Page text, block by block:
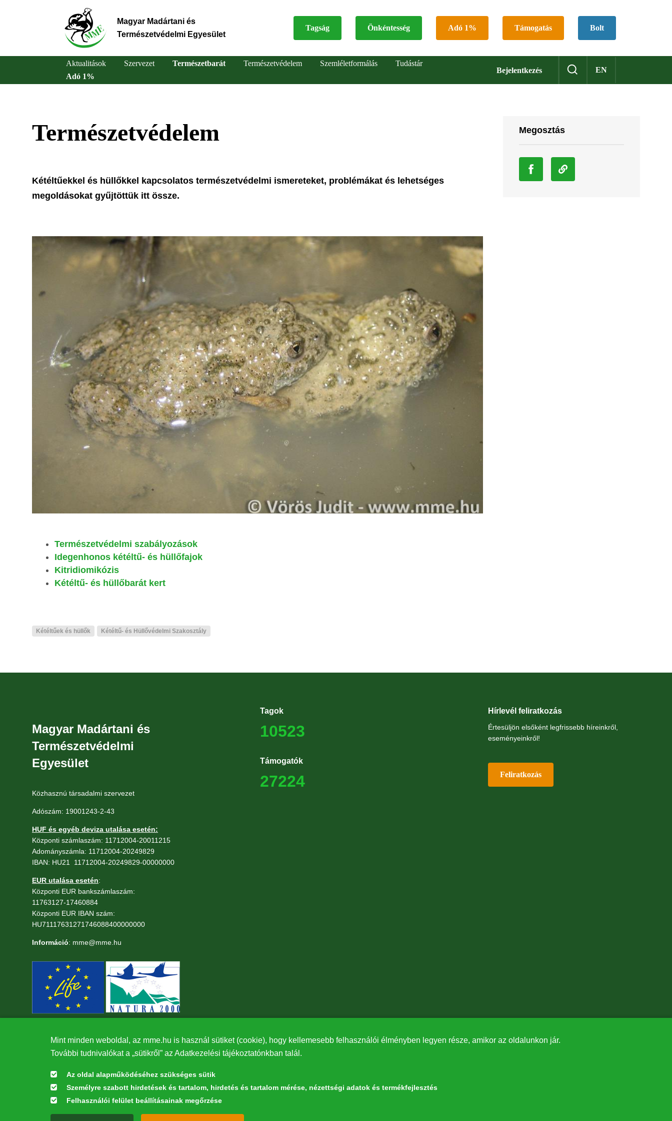
Magyar Madártani és
Természetvédelmi Egyesület
Top
Tagság Önkéntesség Adó 1% Támogatás Bolt
Bejelentkezés EN
Main
Aktualitások Szervezet Természetbarát Természetvédelem Szemléletformálás
Tudástár
Adó 1%
Természetvédelem
Kétéltűekkel és hüllőkkel kapcsolatos természetvédelmi ismereteket, problémákat és lehetséges
megoldásokat gyűjtöttük itt össze.
Természetvédelmi szabályozások
Idegenhonos kétéltű- és hüllőfajok
Kitridiomikózis
Kétéltű- és hüllőbarát kert
Kétéltűek és hüllők Kétéltű- és Hüllővédelmi Szakosztály
Megosztás
Magyar Madártani és
Természetvédelmi
Egyesület
Közhasznú társadalmi szervezet
Adószám: 19001243-2-43
HUF és egyéb deviza utalása esetén:
Központi számlaszám: 11712004-20011215
Adományszámla: 11712004-20249829
IBAN: HU21 11712004-20249829-00000000
EUR utalása esetén:
Központi EUR bankszámlaszám:
11763127-17460884
Központi EUR IBAN szám:
HU71117631271746088400000000
Információ: mme@mme.hu
Tagok
10523
Támogatók
27224
Hírlevél feliratkozás
Értesüljön elsőként legfrissebb híreinkről,
eseményeinkről!
Feliratkozás
Mint minden weboldal, az mme.hu is használ sütiket (cookie), hogy kellemesebb felhasználói élményben legyen része, amikor az oldalunkon jár.
További tudnivalókat a „sütikről” az Adatkezelési tájékoztatónkban talál.
Az oldal alapműködéséhez szükséges sütik
Személyre szabott hirdetések és tartalom, hirdetés és tartalom mérése, nézettségi adatok és termékfejlesztés
Felhasználói felület beállításainak megőrzése